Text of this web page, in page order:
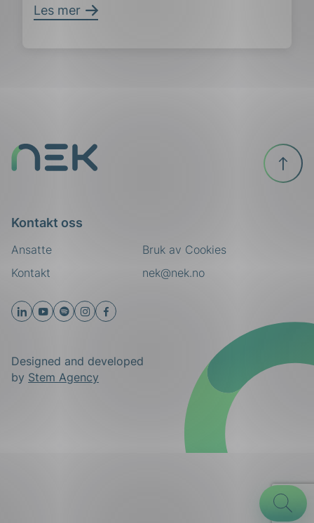
Les mer
Kontakt oss
Ansatte
nek@nek.no
Kontakt
Bruk av Cookies
Designed and developed
by Stem Agency
Til
toppen